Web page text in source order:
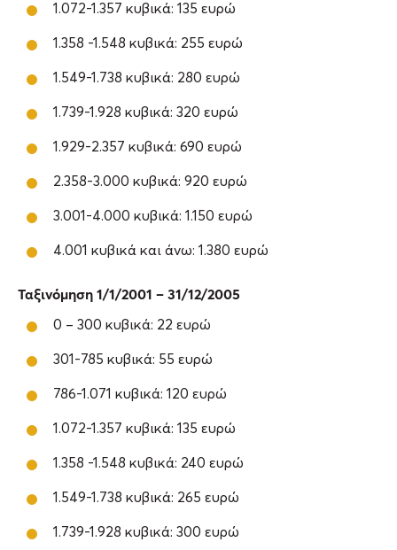
1.072-1.357 κυβικά: 135 ευρώ
1.358 -1.548 κυβικά: 255 ευρώ
1.549-1.738 κυβικά: 280 ευρώ
1.739-1.928 κυβικά: 320 ευρώ
1.929-2.357 κυβικά: 690 ευρώ
2.358-3.000 κυβικά: 920 ευρώ
3.001-4.000 κυβικά: 1.150 ευρώ
4.001 κυβικά και άνω: 1.380 ευρώ
Ταξινόμηση 1/1/2001 – 31/12/2005
0 – 300 κυβικά: 22 ευρώ
301-785 κυβικά: 55 ευρώ
786-1.071 κυβικά: 120 ευρώ
1.072-1.357 κυβικά: 135 ευρώ
1.358 -1.548 κυβικά: 240 ευρώ
1.549-1.738 κυβικά: 265 ευρώ
1.739-1.928 κυβικά: 300 ευρώ